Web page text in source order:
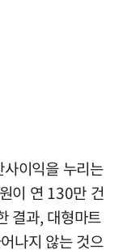
이익을 누리는
이 연 130만 건
결과, 대형마트
나지 않는 것으